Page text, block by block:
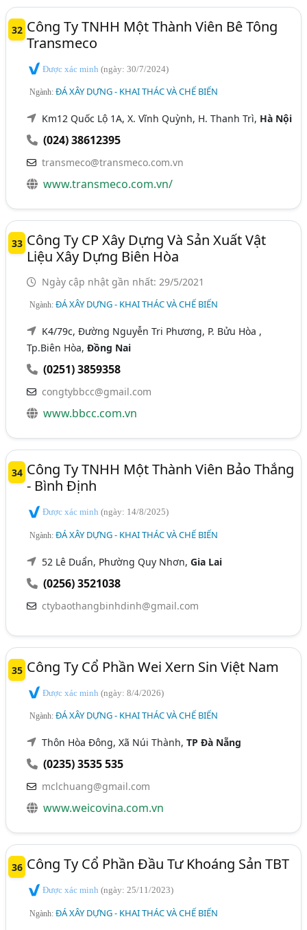
32 Công Ty TNHH Một Thành Viên Bê Tông
Transmeco
Được xác minh(ngày: 30/7/2024)
Ngành:ĐÁ XÂY DỰNG - KHAI THÁC VÀ CHẾ BIẾN
Km12 Quốc Lộ 1A, X. Vĩnh Quỳnh, H. Thanh Trì, Hà Nội
(024) 38612395
transmeco@transmeco.com.vn
www.transmeco.com.vn/
33 Công Ty CP Xây Dựng Và Sản Xuất Vật
Liệu Xây Dựng Biên Hòa
Ngày cập nhật gần nhất: 29/5/2021
Ngành:ĐÁ XÂY DỰNG - KHAI THÁC VÀ CHẾ BIẾN
K4/79c, Đường Nguyễn Tri Phương, P. Bửu Hòa ,
Tp.Biên Hòa,Đồng Nai
(0251) 3859358
congtybbcc@gmail.com
www.bbcc.com.vn
34 Công Ty TNHH Một Thành Viên Bảo Thắng
- Bình Định
Được xác minh(ngày: 14/8/2025)
Ngành:ĐÁ XÂY DỰNG - KHAI THÁC VÀ CHẾ BIẾN
52 Lê Duẩn, Phường Quy Nhơn,Gia Lai
(0256) 3521038
ctybaothangbinhdinh@gmail.com
35 Công Ty Cổ Phần Wei Xern Sin Việt Nam
Được xác minh(ngày: 8/4/2026)
Ngành:ĐÁ XÂY DỰNG - KHAI THÁC VÀ CHẾ BIẾN
Thôn Hòa Đông, Xã Núi Thành,TP Đà Nẵng
(0235) 3535 535
mclchuang@gmail.com
www.weicovina.com.vn
36 Công Ty Cổ Phần Đầu Tư Khoáng Sản TBT
Được xác minh(ngày: 25/11/2023)
Ngành:ĐÁ XÂY DỰNG - KHAI THÁC VÀ CHẾ BIẾN